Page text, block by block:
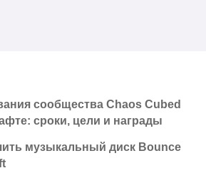
сообщества Chaos Cubed
сроки, цели и награды
музыкальный диск Bounce